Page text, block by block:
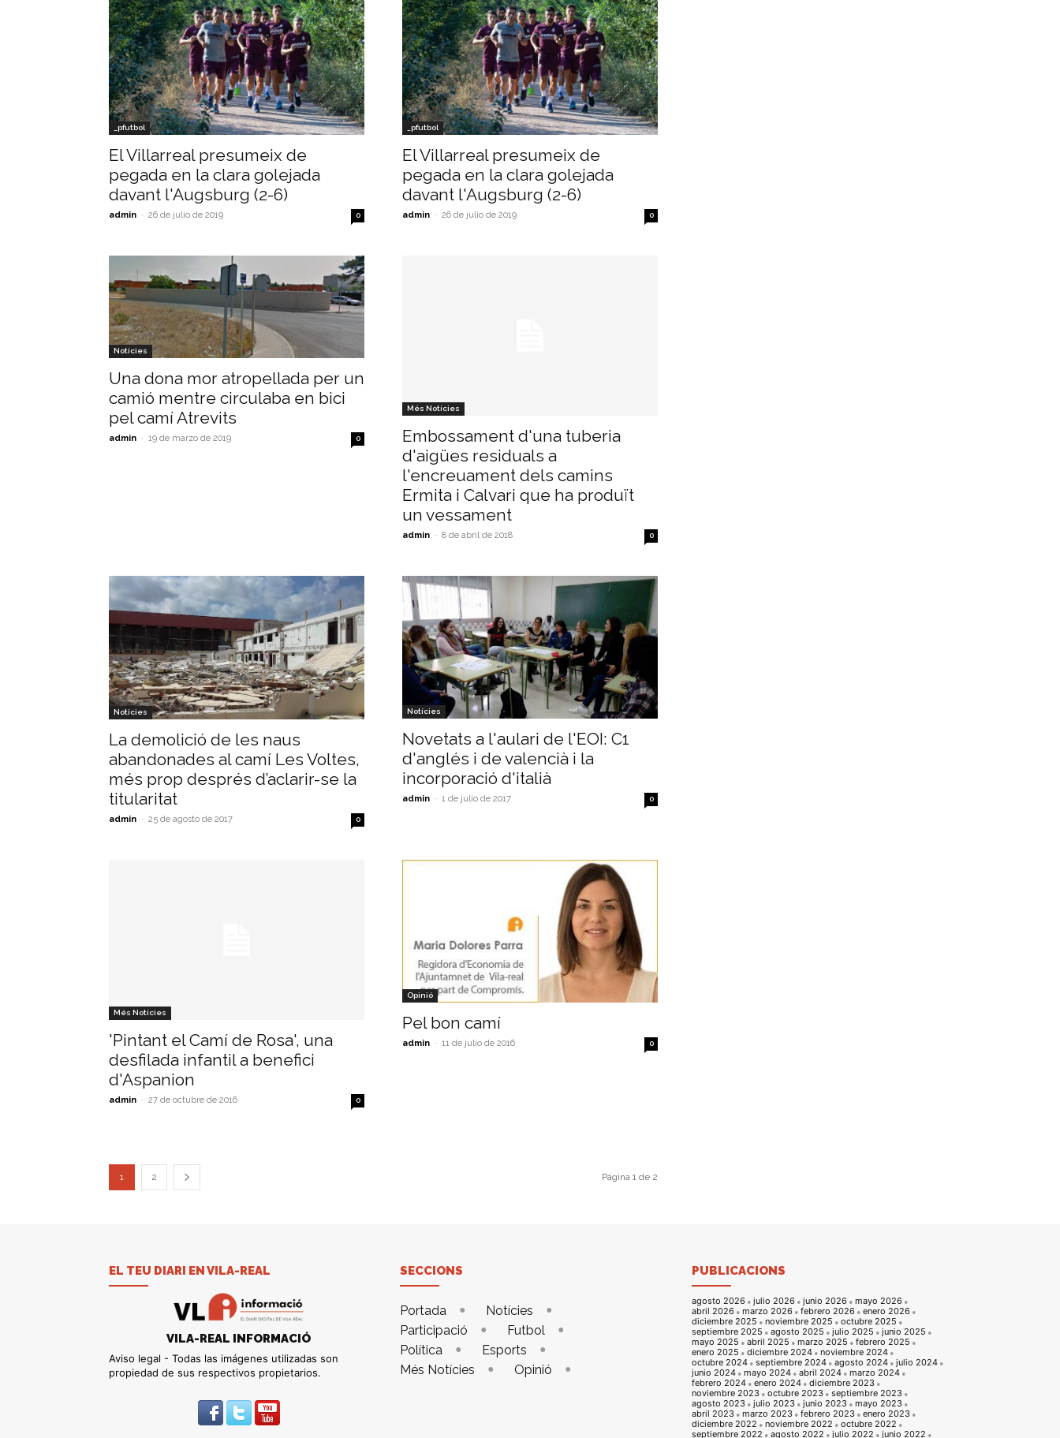
_pfutbol
El Villarreal presumeix de
pegada en la clara golejada
davant l'Augsburg (2-6)
admin - 26 de julio de 2019 0
_pfutbol
El Villarreal presumeix de
pegada en la clara golejada
davant l'Augsburg (2-6)
admin - 26 de julio de 2019 0
Notícies
Una dona mor atropellada per un
camió mentre circulaba en bici
pel camí Atrevits
admin - 19 de marzo de 2019 0
Més Notícies
Embossament d'una tuberia
d'aigües residuals a
l'encreuament dels camins
Ermita i Calvari que ha produït
un vessament
admin - 8 de abril de 2018 0
Notícies
La demolició de les naus
abandonades al camí Les Voltes,
més prop després d’aclarir-se la
titularitat
admin - 25 de agosto de 2017 0
Notícies
Novetats a l'aulari de l'EOI: C1
d'anglés i de valencià i la
incorporació d'italià
admin - 1 de julio de 2017 0
Més Notícies
'Pintant el Camí de Rosa', una
desfilada infantil a benefici
d'Aspanion
admin - 27 de octubre de 2016 0
Opinió
Pel bon camí
admin - 11 de julio de 2016 0
1 2 Página 1 de 2
EL TEU DIARI EN VILA-REAL
VILA-REAL INFORMACIÓ
Aviso legal - Todas las imágenes utilizadas son
propiedad de sus respectivos propietarios.
SECCIONS
Portada
Notícies
Participació
Futbol
Política
Esports
Més Notícies
Opinió
PUBLICACIONS
agosto 2026 julio 2026 junio 2026
mayo 2026
abril 2026
marzo 2026 febrero 2026
enero 2026
diciembre 2025
noviembre 2025
octubre 2025
septiembre 2025
agosto 2025 julio 2025
junio 2025
mayo 2025
abril 2025 marzo 2025
febrero 2025
enero 2025
diciembre 2024
noviembre 2024
octubre 2024
septiembre 2024 agosto 2024
julio 2024
junio 2024
mayo 2024 abril 2024
marzo 2024
febrero 2024
enero 2024
diciembre 2023
noviembre 2023
octubre 2023
septiembre 2023
agosto 2023
julio 2023 junio 2023
mayo 2023
abril 2023
marzo 2023 febrero 2023
enero 2023
diciembre 2022
noviembre 2022
octubre 2022
septiembre 2022
agosto 2022 julio 2022 junio 2022